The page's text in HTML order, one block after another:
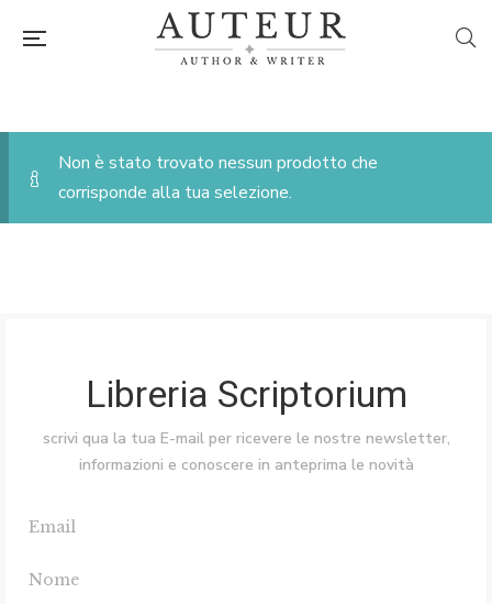
Non è stato trovato nessun prodotto che
corrisponde alla tua selezione.
Libreria Scriptorium
scrivi qua la tua E-mail per ricevere le nostre newsletter,
informazioni e conoscere in anteprima le novità